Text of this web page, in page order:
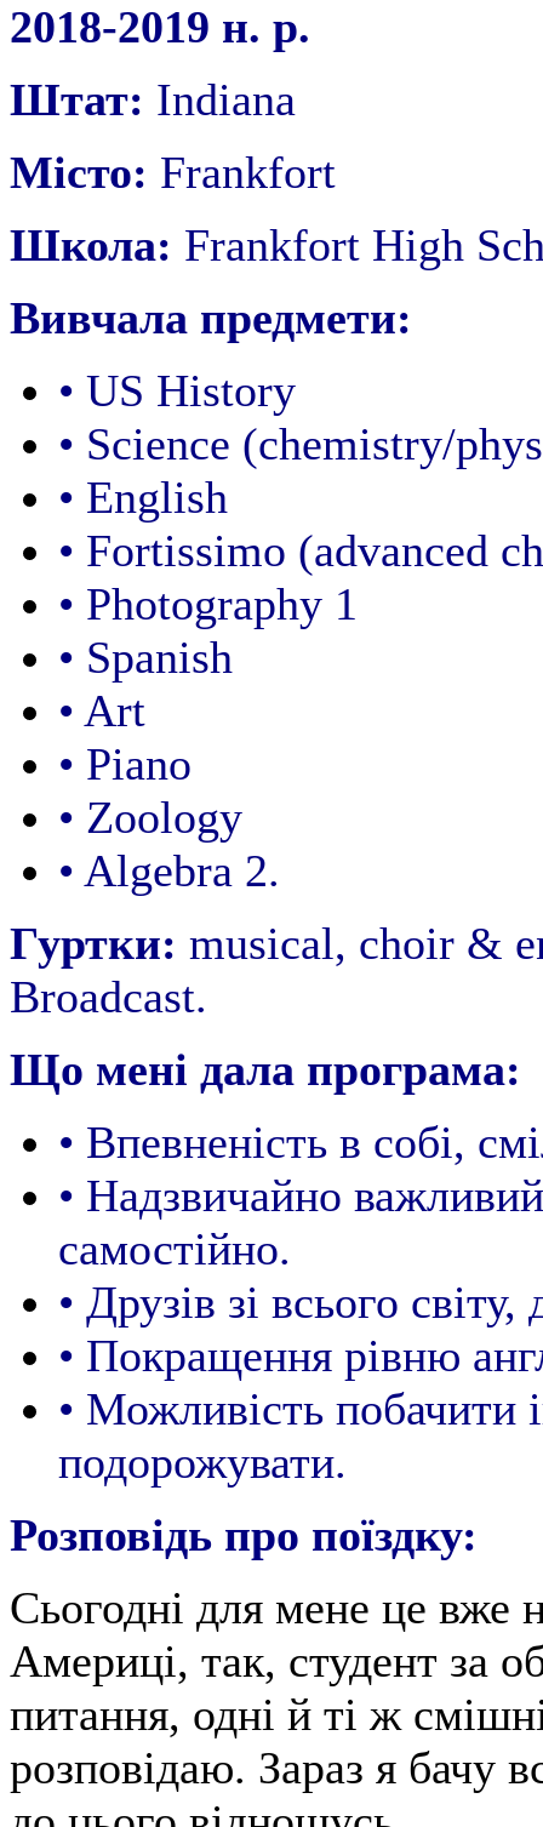
2018-2019 н. р.
Штат: Indiana
Місто: Frankfort
Школа: Frankfort High
Вивчала предмети:
• US History
• Science (chemistry/
• English
• Fortissimo (advanced
• Photography 1
• Spanish
• Art
• Piano
• Zoology
• Algebra 2.
Гуртки: musical, choir &
Broadcast.
Що мені дала програма:
• Впевненість в собі,
• Надзвичайно
самостійно.
• Друзів зі всього
• Покращення рівню
• Можливість побачити
подорожувати.
Розповідь про поїздку:
Сьогодні для мене це вже
Америці, так, студент за
питання, одні й ті ж
розповідаю. Зараз я бачу